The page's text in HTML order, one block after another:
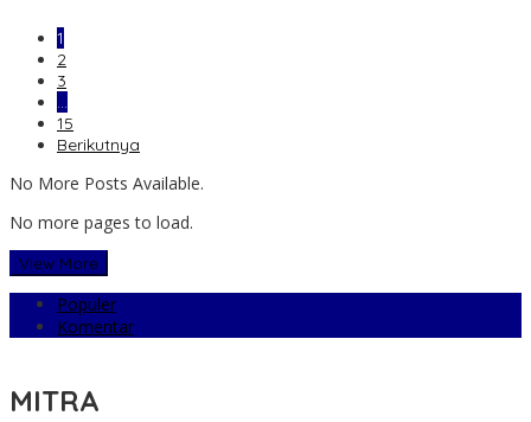
1
2
3
…
15
Berikutnya
No More Posts Available.
No more pages to load.
View More
Populer
Komentar
MITRA